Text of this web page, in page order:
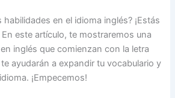
habilidades en el idioma inglés? ¡Estás
este artículo, te mostraremos una
inglés que comienzan con la letra
ayudarán a expandir tu vocabulario y
¡Empecemos!